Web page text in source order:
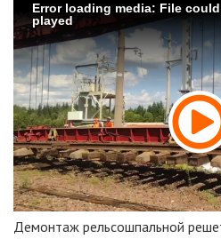
Error loading media: File
played
Демонтаж рельсошпальной